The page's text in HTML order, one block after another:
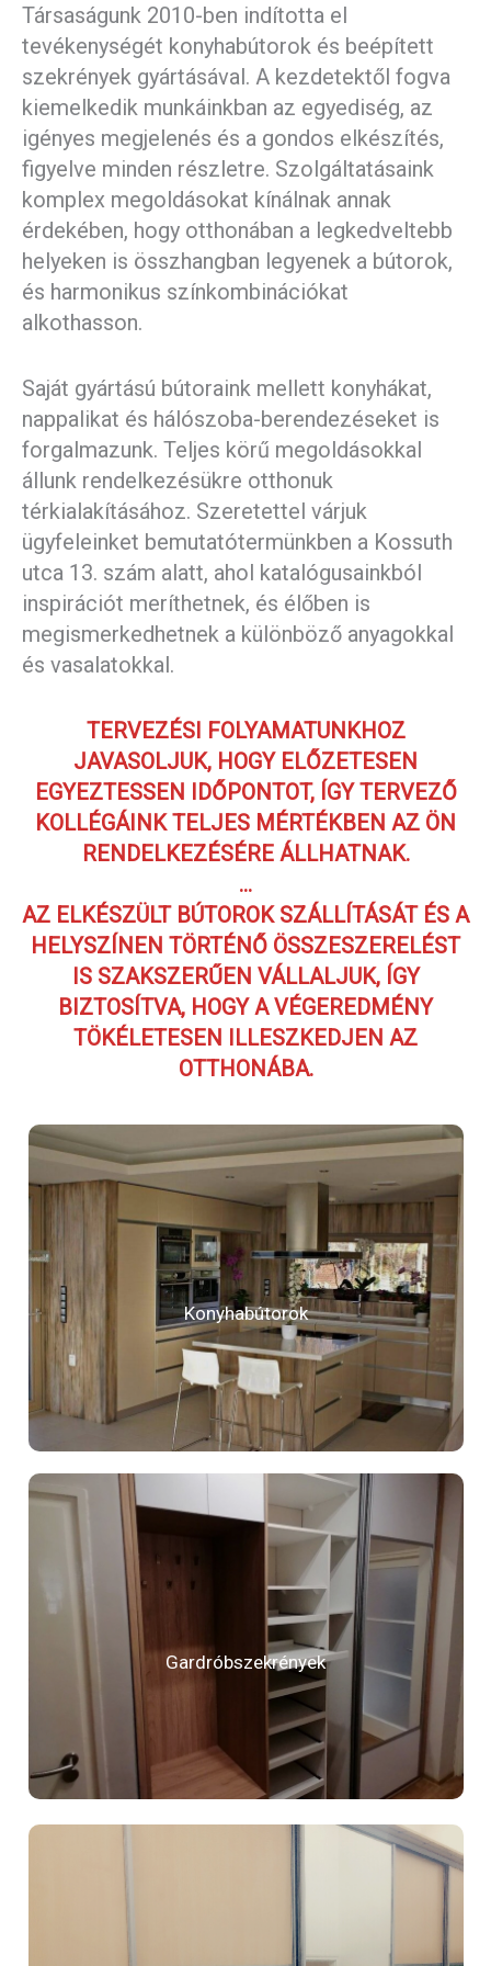
Társaságunk 2010-ben indította el
tevékenységét konyhabútorok és beépített
szekrények gyártásával. A kezdetektől fogva
kiemelkedik munkáinkban az egyediség, az
igényes megjelenés és a gondos elkészítés,
figyelve minden részletre. Szolgáltatásaink
komplex megoldásokat kínálnak annak
érdekében, hogy otthonában a legkedveltebb
helyeken is összhangban legyenek a bútorok,
és harmonikus színkombinációkat
alkothasson.
Saját gyártású bútoraink mellett konyhákat,
nappalikat és hálószoba-berendezéseket is
forgalmazunk. Teljes körű megoldásokkal
állunk rendelkezésükre otthonuk
térkialakításához. Szeretettel várjuk
ügyfeleinket bemutatótermünkben a Kossuth
utca 13. szám alatt, ahol katalógusainkból
inspirációt meríthetnek, és élőben is
megismerkedhetnek a különböző anyagokkal
és vasalatokkal.
TERVEZÉSI FOLYAMATUNKHOZ
JAVASOLJUK, HOGY ELŐZETESEN
EGYEZTESSEN IDŐPONTOT, ÍGY TERVEZŐ
KOLLÉGÁINK TELJES MÉRTÉKBEN AZ ÖN
RENDELKEZÉSÉRE ÁLLHATNAK.
…
AZ ELKÉSZÜLT BÚTOROK SZÁLLÍTÁSÁT ÉS A
HELYSZÍNEN TÖRTÉNŐ ÖSSZESZERELÉST
IS SZAKSZERŰEN VÁLLALJUK, ÍGY
BIZTOSÍTVA, HOGY A VÉGEREDMÉNY
TÖKÉLETESEN ILLESZKEDJEN AZ
OTTHONÁBA.
Konyhabútorok
Gardróbszekrények